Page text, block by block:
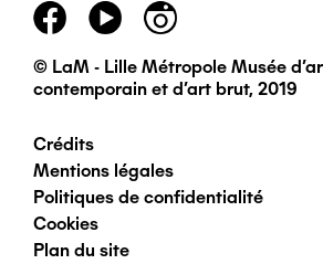
principal
© LaM - Lille Métropole Musée
contemporain et d'art brut, 2019
Pied
de
Crédits
Mentions légales
Politiques de confidentialité
Cookies
Plan du site